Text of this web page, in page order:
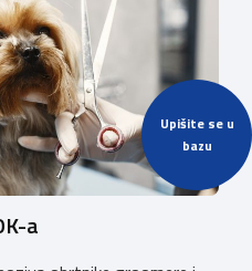
Upišite se u
bazu
a